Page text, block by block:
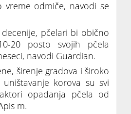
vreme odmiče, navodi se
pčelari bi obično
20 posto svojih pčela
navodi Guardian.
širenje gradova i široko
korova su svi
opadanja pčela od
m.